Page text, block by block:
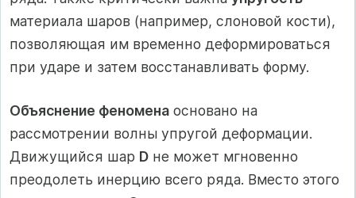
материала шаров (например, слоновой кости),
позволяющая им временно деформироваться
при ударе и затем восстанавливать форму.
Объяснение феномена основано на
рассмотрении волны упругой деформации.
Движущийся шар D не может мгновенно
преодолеть инерцию всего ряда. Вместо этого